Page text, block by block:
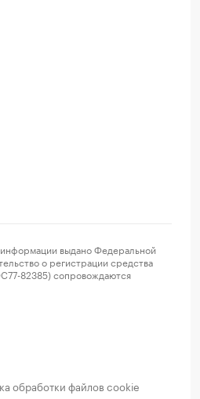
выдано Федеральной
о регистрации средства
82385) сопровождаются
обработки файлов cookie